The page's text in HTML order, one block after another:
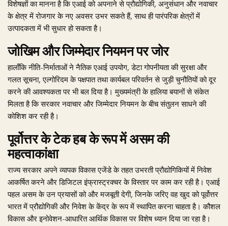
विशेषज्ञों का मानना है कि एआई को अपनाने से प्रौद्योगिकी, अनुसंधान और नवाचार
के क्षेत्र में रोजगार के नए अवसर उभर सकते हैं, साथ ही पारंपरिक क्षेत्रों में
उत्पादकता में भी सुधार हो सकता है।
जोखिम और जिम्मेदार नियमन पर जोर
हालाँकि नीति-निर्माताओं ने नैतिक एआई उपयोग, डेटा गोपनीयता की सुरक्षा और
गलत सूचना, एल्गोरिदम के पक्षपात तथा कार्यबल परिवर्तन से जुड़ी चुनौतियों को दूर
करने की आवश्यकता पर भी बल दिया है। मुख्यमंत्री के हालिया बयानों से संकेत
मिलता है कि सरकार नवाचार और जिम्मेदार नियमन के बीच संतुलन साधने की
कोशिश कर रही है।
पूर्वोत्तर के टेक हब के रूप में असम की
महत्वाकांक्षा
राज्य सरकार अपने व्यापक विकास एजेंडे के तहत उभरती प्रौद्योगिकियों में निवेश
आकर्षित करने और डिजिटल इंफ्रास्ट्रक्चर के विस्तार पर काम कर रही है। एआई
पहल असम के उन प्रयासों को और मजबूती देगी, जिनके जरिए वह खुद को पूर्वोत्तर
भारत में प्रौद्योगिकी और निवेश के केंद्र के रूप में स्थापित करना चाहता है। कौशल
विकास और इनोवेशन-आधारित आर्थिक विकास पर विशेष ध्यान दिया जा रहा है।